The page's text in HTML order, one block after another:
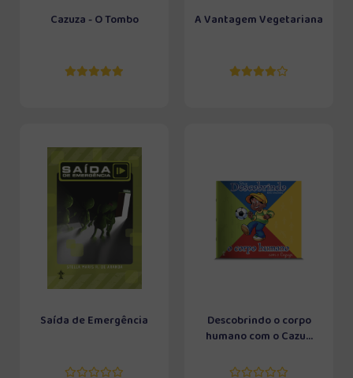
Cazuza - O Tombo A Vantagem Vegetariana
Saída de Emergência
Descobrindo o corpo
humano com o Cazu...